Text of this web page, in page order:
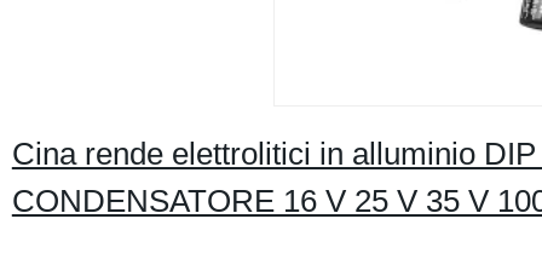
Cina rende elettrolitici in alluminio
CONDENSATORE 16 V 25 V 35 V